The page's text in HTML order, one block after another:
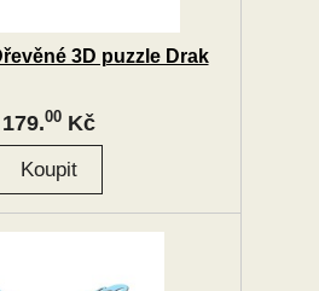
3D puzzle Drak
179.00Kč